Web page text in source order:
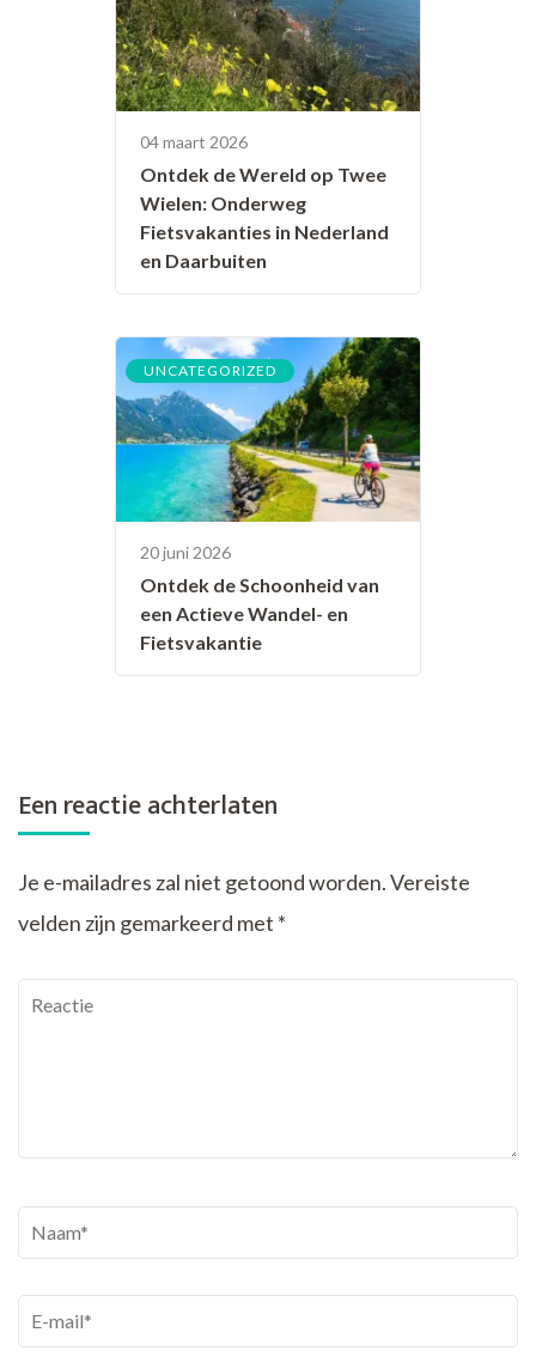
04 maart 2026
Ontdek de Wereld op Twee
Wielen: Onderweg
Fietsvakanties in Nederland
en Daarbuiten
UNCATEGORIZED
20 juni 2026
Ontdek de Schoonheid van
een Actieve Wandel- en
Fietsvakantie
Een reactie achterlaten
Je e-mailadres zal niet getoond worden.Vereiste
velden zijn gemarkeerd met *
Reactie
Naam*
E-
mail*